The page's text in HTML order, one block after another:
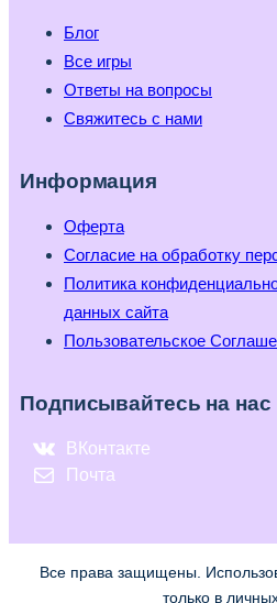
Блог
Все игры
Ответы на вопросы
Свяжитесь с нами
Информация
Оферта
Согласие на обработку
Политика
данных сайта
Пользовательское
Подписывайтесь на нас
ВКонтакте
Почта
Все права защищены.
только в